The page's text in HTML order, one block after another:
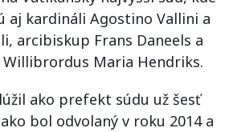
aj kardináli Agostino Vallini a
arcibiskup Frans Daneels a
Willibrordus Maria Hendriks.
ako prefekt súdu už šesť
bol odvolaný v roku 2014 a